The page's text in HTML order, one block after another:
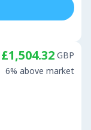
£1,504.32 GBP
6% above market